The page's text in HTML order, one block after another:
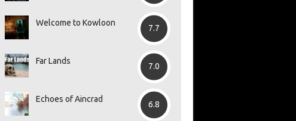
Welcome to Kowloon
7.7
Far Lands
7.0
Echoes of Aincrad
6.8